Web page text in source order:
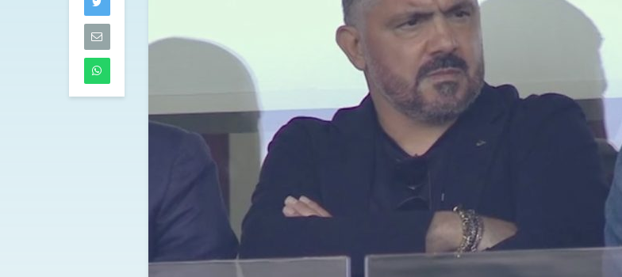
Tutti gli aggiornamenti
di venerdì 7 agosto
07/08/2026
Lazio, Ivanovic nel
mirino: intesa con il
07/08/2026
squadra. Yildiz giocherà
di più»
Lucumì-Juventus, il
Torino
Musso-Napoli, nuova
pista per la porta:
scudetto, ma servirà
tempo“
07/08/2026